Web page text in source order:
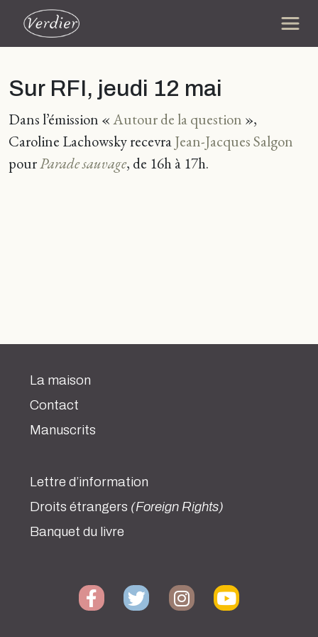
Sur RFI, jeudi 12 mai
Dans l’émission «Autour de la question »,
Caroline Lachowsky recevraJean-Jacques Salgon
pourParade sauvage, de 16h à 17h.
La maison
Contact
Manuscrits
Lettre d’information
Droits étrangers (Foreign Rights)
Banquet du livre